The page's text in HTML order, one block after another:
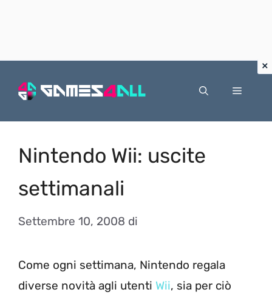
Menu
Nintendo Wii: uscite
settimanali
Settembre 10, 2008 di
Come ogni settimana, Nintendo regala
diverse novità agli utenti Wii, sia per ciò